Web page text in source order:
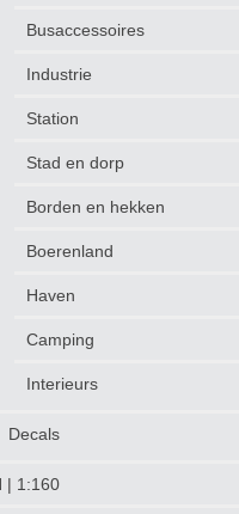
Busaccessoires
Industrie
Station
Stad en dorp
Borden en hekken
Boerenland
Haven
Camping
Interieurs
Decals
| 1:160